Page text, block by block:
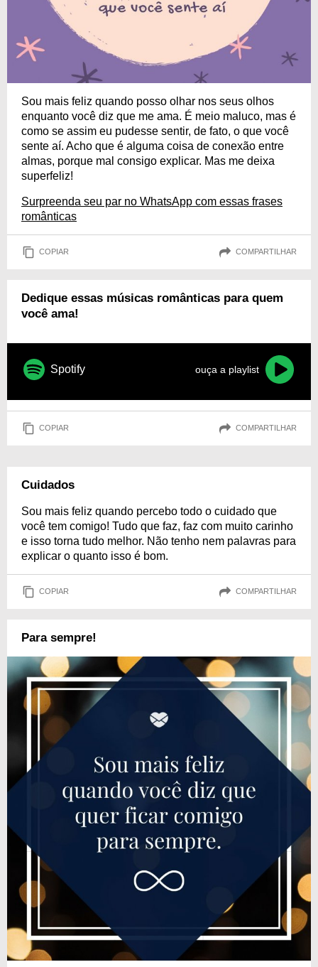
Sou mais feliz quando posso olhar nos seus olhos
enquanto você diz que me ama. É meio maluco, mas é
como se assim eu pudesse sentir, de fato, o que você
sente aí. Acho que é alguma coisa de conexão entre
almas, porque mal consigo explicar. Mas me deixa
superfeliz!
Surpreenda seu par no WhatsApp com essas frases
românticas
COPIAR COMPARTILHAR
Dedique essas músicas românticas para quem
você ama!
Spotify ouça a playlist
COPIAR COMPARTILHAR
Cuidados
Sou mais feliz quando percebo todo o cuidado que
você tem comigo! Tudo que faz, faz com muito carinho
e isso torna tudo melhor. Não tenho nem palavras para
explicar o quanto isso é bom.
COPIAR COMPARTILHAR
Para sempre!